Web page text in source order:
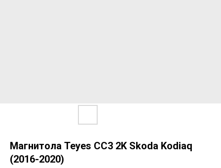
Магнитола Teyes CC3 2K Skoda Kodiaq
(2016-2020)